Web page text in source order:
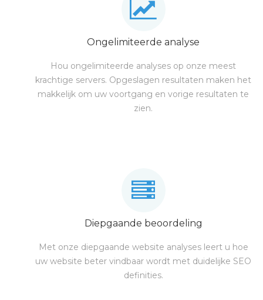
Ongelimiteerde analyse
Hou ongelimiteerde analyses op onze meest
krachtige servers. Opgeslagen resultaten maken het
makkelijk om uw voortgang en vorige resultaten te
zien.
Diepgaande beoordeling
Met onze diepgaande website analyses leert u hoe
uw website beter vindbaar wordt met duidelijke SEO
definities.